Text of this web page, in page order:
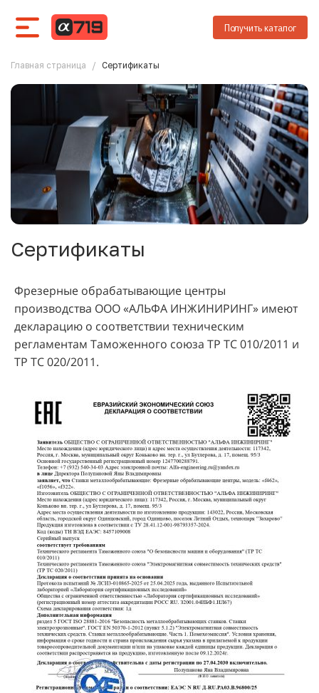
Получить каталог
Главная страница / Сертификаты
Сертификаты
Фрезерные обрабатывающие центры
производства ООО «АЛЬФА ИНЖИНИРИНГ» имеют
декларацию о соответствии техническим
регламентам Таможенного союза ТР ТС 010/2011 и
ТР ТС 020/2011.